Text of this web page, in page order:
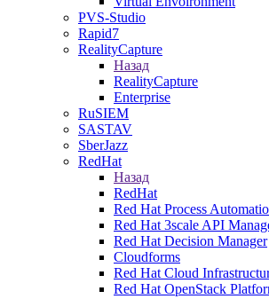
PVS-Studio
Rapid7
RealityCapture
Назад
RealityCapture
Enterprise
RuSIEM
SASTAV
SberJazz
RedHat
Назад
RedHat
Red Hat Process
Red Hat 3scale API
Red Hat Decision Manager
Cloudforms
Red Hat Cloud
Red Hat OpenStack